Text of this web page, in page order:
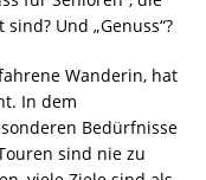
Und „Genuss“?
Wanderin, hat
In dem
Bedürfnisse
sind nie zu